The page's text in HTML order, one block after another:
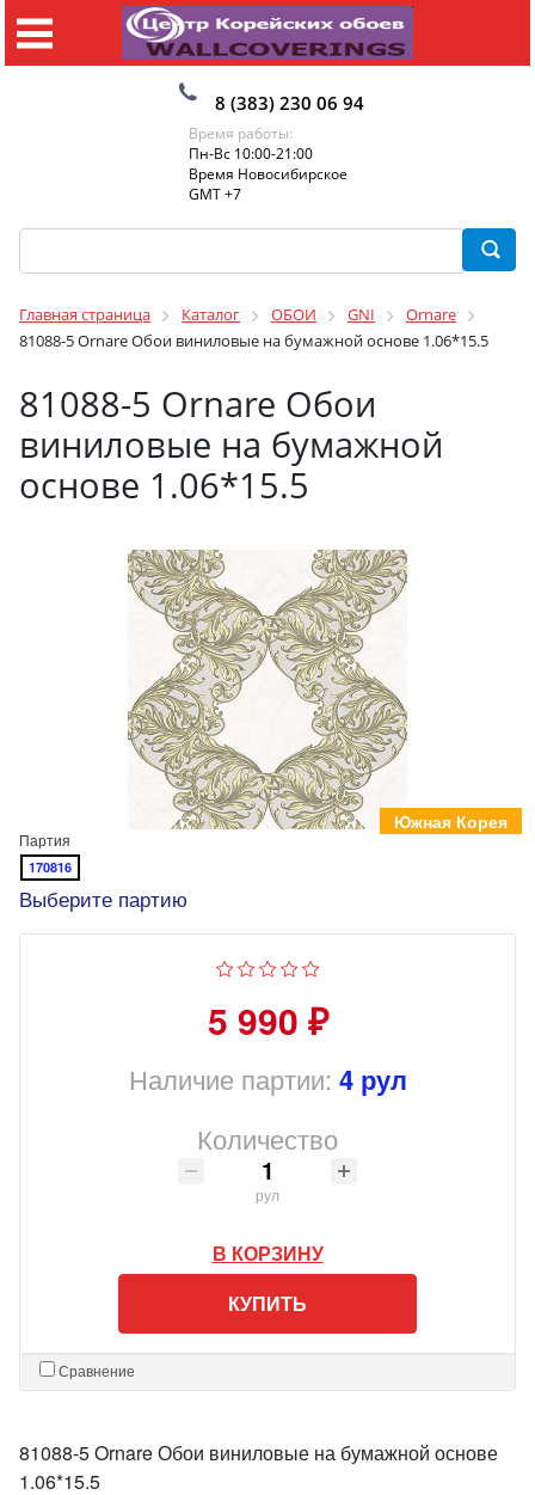
8 (383) 230 06 94
Время работы:
Пн-Вс 10:00-21:00
Время Новосибирское
GMT +7
Главная страница Каталог ОБОИ GNI
Ornare
81088-5 Ornare Обои виниловые на бумажной основе 1.06*15.5
81088-5 Ornare Обои
виниловые на бумажной
основе 1.06*15.5
Южная Корея
Партия
170816
Выберите партию
5 990 ₽
Наличие партии: 4 рул
Количество
рул
В КОРЗИНУ
КУПИТЬ
Сравнение
81088-5 Ornare Обои виниловые на бумажной основе
1.06*15.5